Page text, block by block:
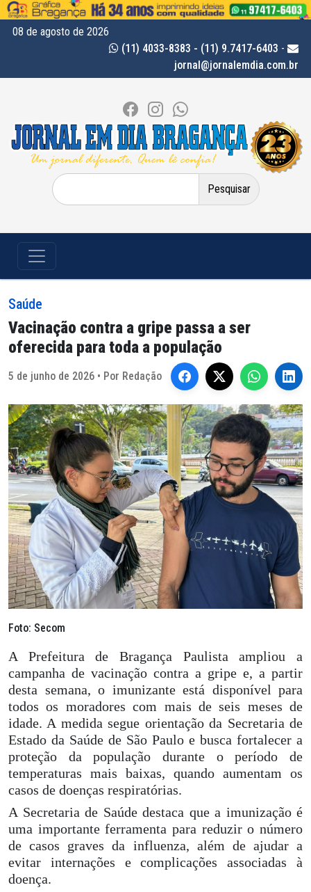
08 de agosto de 2026
(11) 4033-8383 - (11) 9.7417-6403 -
jornal@jornalemdia.com.br
Pesquisar
por:
Saúde
Vacinação contra a gripe passa a ser
oferecida para toda a população
5 de junho de 2026 • Por Redação
Foto: Secom
A Prefeitura de Bragança Paulista ampliou a
campanha de vacinação contra a gripe e, a partir
desta semana, o imunizante está disponível para
todos os moradores com mais de seis meses de
idade. A medida segue orientação da Secretaria de
Estado da Saúde de São Paulo e busca fortalecer a
proteção da população durante o período de
temperaturas mais baixas, quando aumentam os
casos de doenças respiratórias.
A Secretaria de Saúde destaca que a imunização é
uma importante ferramenta para reduzir o número
de casos graves da influenza, além de ajudar a
evitar internações e complicações associadas à
doença.